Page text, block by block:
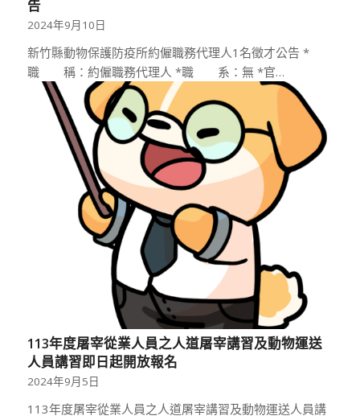
告
2024年9月10日
新竹縣動物保護防疫所約僱職務代理人1名徵才公告 *
職 稱：約僱職務代理人 *職 系：無 *官…
113年度屠宰從業人員之人道屠宰講習及動物運送
人員講習即日起開放報名
2024年9月5日
113年度屠宰從業人員之人道屠宰講習及動物運送人員講